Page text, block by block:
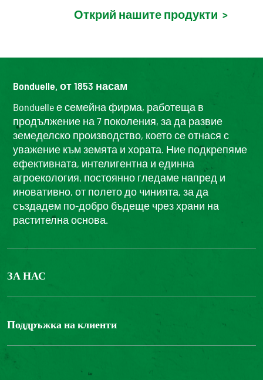
Открий нашите продукти >
Bonduelle, от 1853 насам
Bonduelle е семейна фирма, работеща в
продължение на 7 поколения, за да развие
земеделско производство, което се отнася с
уважение към земята и хората. Ние подкрепяме
ефективната, интелигентна и единна
агроекология, постоянно гледаме напред и
иновативно, от полето до чинията, за да
създадем по-добро бъдеще чрез храни на
растителна основа.
ЗА НАС
БОНДЮЕЛ ГРУП
Поддръжка на клиенти
Свържете се с нас
Достъпност на уебсайта: не е съвместим